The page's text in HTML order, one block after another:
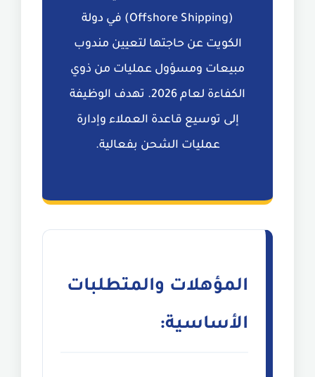
(Offshore Shipping) في دولة
الكويت عن حاجتها لتعيين مندوب
مبيعات ومسؤول عمليات من ذوي
الكفاءة لعام 2026. تهدف الوظيفة
إلى توسيع قاعدة العملاء وإدارة
عمليات الشحن بفعالية.
المؤهلات والمتطلبات
الأساسية: